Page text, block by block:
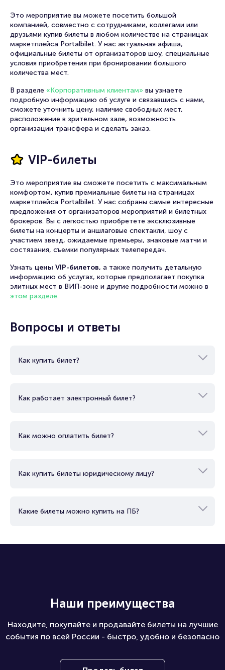
Это мероприятие вы можете посетить большой
компанией, совместно с сотрудниками, коллегами или
друзьями купив билеты в любом количестве на страницах
маркетплейса Portalbilet. У нас актуальная афиша,
официальные билеты от организаторов шоу, специальные
условия приобретения при бронировании большого
количества мест.
В разделе «Корпоративным клиентам» вы узнаете
подробную информацию об услуге и связавшись с нами,
сможете уточнить цену, наличие свободных мест,
расположение в зрительном зале, возможность
организации трансфера и сделать заказ.
VIP-билеты
Это мероприятие вы сможете посетить с максимальным
комфортом, купив премиальные билеты на страницах
маркетплейса Portalbilet. У нас собраны самые интересные
предложения от организаторов мероприятий и билетных
брокеров. Вы с легкостью приобретете эксклюзивные
билеты на концерты и аншлаговые спектакли, шоу с
участием звезд, ожидаемые премьеры, знаковые матчи и
состязания, съемки популярных телепередач.
Узнать цены VIP-билетов, а также получить детальную
информацию об услугах, которые предполагает покупка
элитных мест в ВИП-зоне и другие подробности можно в
этом разделе.
Вопросы и ответы
Как купить билет?
Как работает электронный билет?
Как можно оплатить билет?
Как купить билеты юридическому лицу?
Какие билеты можно купить на ПБ?
Наши преимущества
Находите, покупайте и продавайте билеты на лучшие
события по всей России - быстро, удобно и безопасно